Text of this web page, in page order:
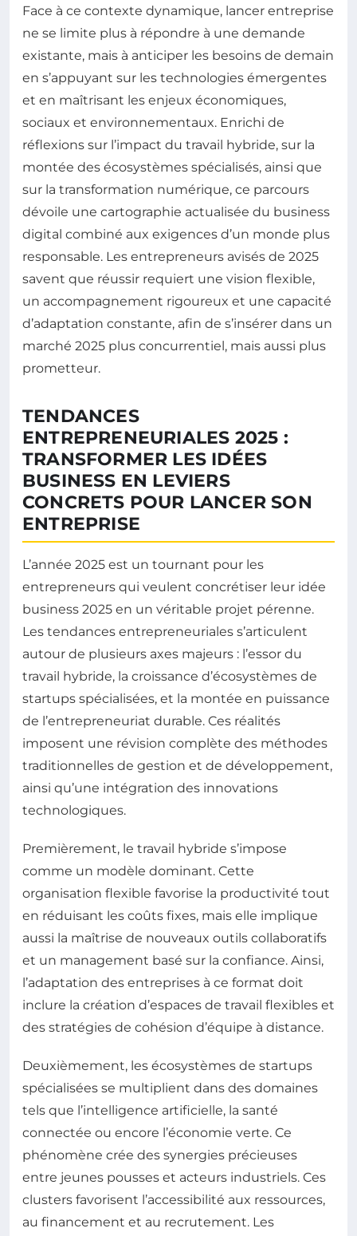
Face à ce contexte dynamique, lancer entreprise
ne se limite plus à répondre à une demande
existante, mais à anticiper les besoins de demain
en s’appuyant sur les technologies émergentes
et en maîtrisant les enjeux économiques,
sociaux et environnementaux. Enrichi de
réflexions sur l’impact du travail hybride, sur la
montée des écosystèmes spécialisés, ainsi que
sur la transformation numérique, ce parcours
dévoile une cartographie actualisée du business
digital combiné aux exigences d’un monde plus
responsable. Les entrepreneurs avisés de 2025
savent que réussir requiert une vision flexible,
un accompagnement rigoureux et une capacité
d’adaptation constante, afin de s’insérer dans un
marché 2025 plus concurrentiel, mais aussi plus
prometteur.
TENDANCES
ENTREPRENEURIALES 2025 :
TRANSFORMER LES IDÉES
BUSINESS EN LEVIERS
CONCRETS POUR LANCER SON
ENTREPRISE
L’année 2025 est un tournant pour les
entrepreneurs qui veulent concrétiser leur idée
business 2025 en un véritable projet pérenne.
Les tendances entrepreneuriales s’articulent
autour de plusieurs axes majeurs : l’essor du
travail hybride, la croissance d’écosystèmes de
startups spécialisées, et la montée en puissance
de l’entrepreneuriat durable. Ces réalités
imposent une révision complète des méthodes
traditionnelles de gestion et de développement,
ainsi qu’une intégration des innovations
technologiques.
Premièrement, le travail hybride s’impose
comme un modèle dominant. Cette
organisation flexible favorise la productivité tout
en réduisant les coûts fixes, mais elle implique
aussi la maîtrise de nouveaux outils collaboratifs
et un management basé sur la confiance. Ainsi,
l’adaptation des entreprises à ce format doit
inclure la création d’espaces de travail flexibles et
des stratégies de cohésion d’équipe à distance.
Deuxièmement, les écosystèmes de startups
spécialisées se multiplient dans des domaines
tels que l’intelligence artificielle, la santé
connectée ou encore l’économie verte. Ce
phénomène crée des synergies précieuses
entre jeunes pousses et acteurs industriels. Ces
clusters favorisent l’accessibilité aux ressources,
au financement et au recrutement. Les